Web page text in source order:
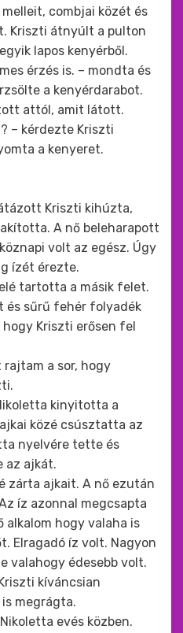
combjai közét és
Kriszti átnyúlt a pulton
lapos kenyérből.
érzés is. – mondta és
a kenyérdarabot.
attól, amit látott.
– kérdezte Kriszti
a kenyeret.
Kriszti kihúzta,
A nő beleharapott
volt az egész. Úgy
ízét érezte.
tartotta a másik felet.
és sűrű fehér folyadék
Kriszti erősen fel
rajtam a sor, hogy
kinyitotta a
közé csúsztatta az
nyelvére tette és
az ajkát.
zárta ajkait. A nő ezután
íz azonnal megcsapta
alkalom hogy valaha is
Elragadó íz volt. Nagyon
valahogy édesebb volt.
kíváncsian
megrágta.
evés közben.